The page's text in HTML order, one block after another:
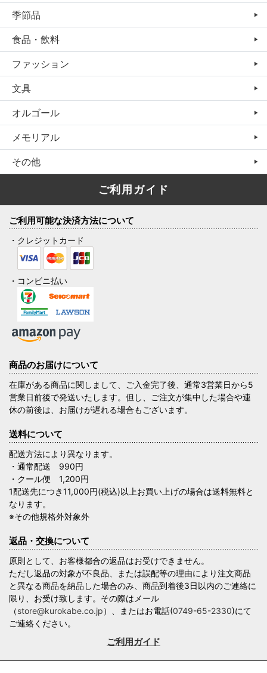
季節品
食品・飲料
ファッション
文具
オルゴール
メモリアル
その他
ご利用ガイド
ご利用可能な決済方法について
・クレジットカード
・コンビニ払い
商品のお届けについて
在庫がある商品に関しまして、ご入金完了後、通常3営業日から5
営業日前後で発送いたします。但し、ご注文が集中した場合や連
休の前後は、お届けが遅れる場合もございます。
送料について
配送方法により異なります。
・通常配送 990円
・クール便 1,200円
1配送先につき11,000円(税込)以上お買い上げの場合は送料無料と
なります。
※その他規格外対象外
返品・交換について
原則として、お客様都合の返品はお受けできません。
ただし返品の対象が不良品、または誤配等の理由により注文商品
と異なる商品を納品した場合のみ、商品到着後3日以内のご連絡に
限り、お受け致します。その際はメール
（store@kurokabe.co.jp）、またはお電話(0749-65-2330)にて
ご連絡ください。
ご利用ガイド